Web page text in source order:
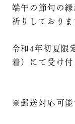
端午の節句の
祈りしておりま
令和4年初夏限
着）にて受け付
※郵送対応可能